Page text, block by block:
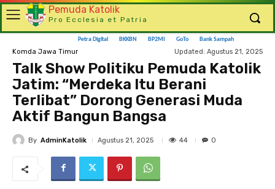
Pemuda Katolik
Pro Ecclesia et Patria
Petra Digital BKKBN BP2MI GoTo Bank Sampah
Komda Jawa Timur Updated: Agustus 21, 2025
Talk Show Politiku Pemuda Katolik
Jatim: “Merdeka Itu Berani
Terlibat” Dorong Generasi Muda
Aktif Bangun Bangsa
By AdminKatolik Agustus 21, 2025 44 0